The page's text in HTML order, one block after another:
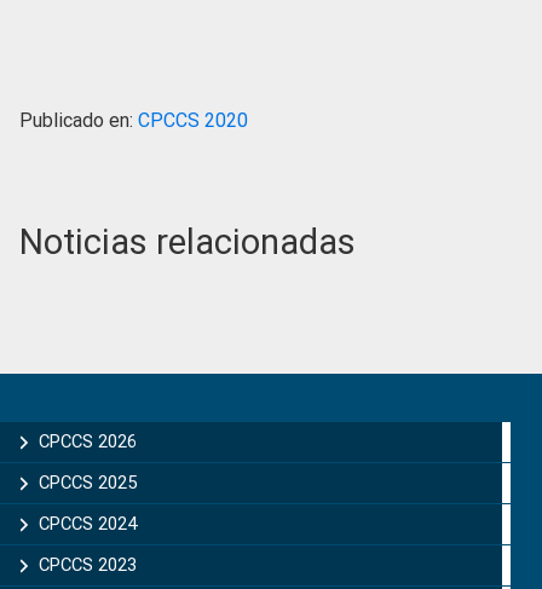
Publicado en: CPCCS 2020
Noticias relacionadas
Sidebar
CPCCS 2026
CPCCS 2025
CPCCS 2024
CPCCS 2023